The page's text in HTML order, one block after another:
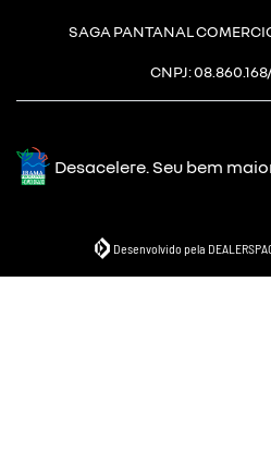
SAGA PANTANAL
CNPJ:
Desacelere. Seu bem
Desenvolvido pela